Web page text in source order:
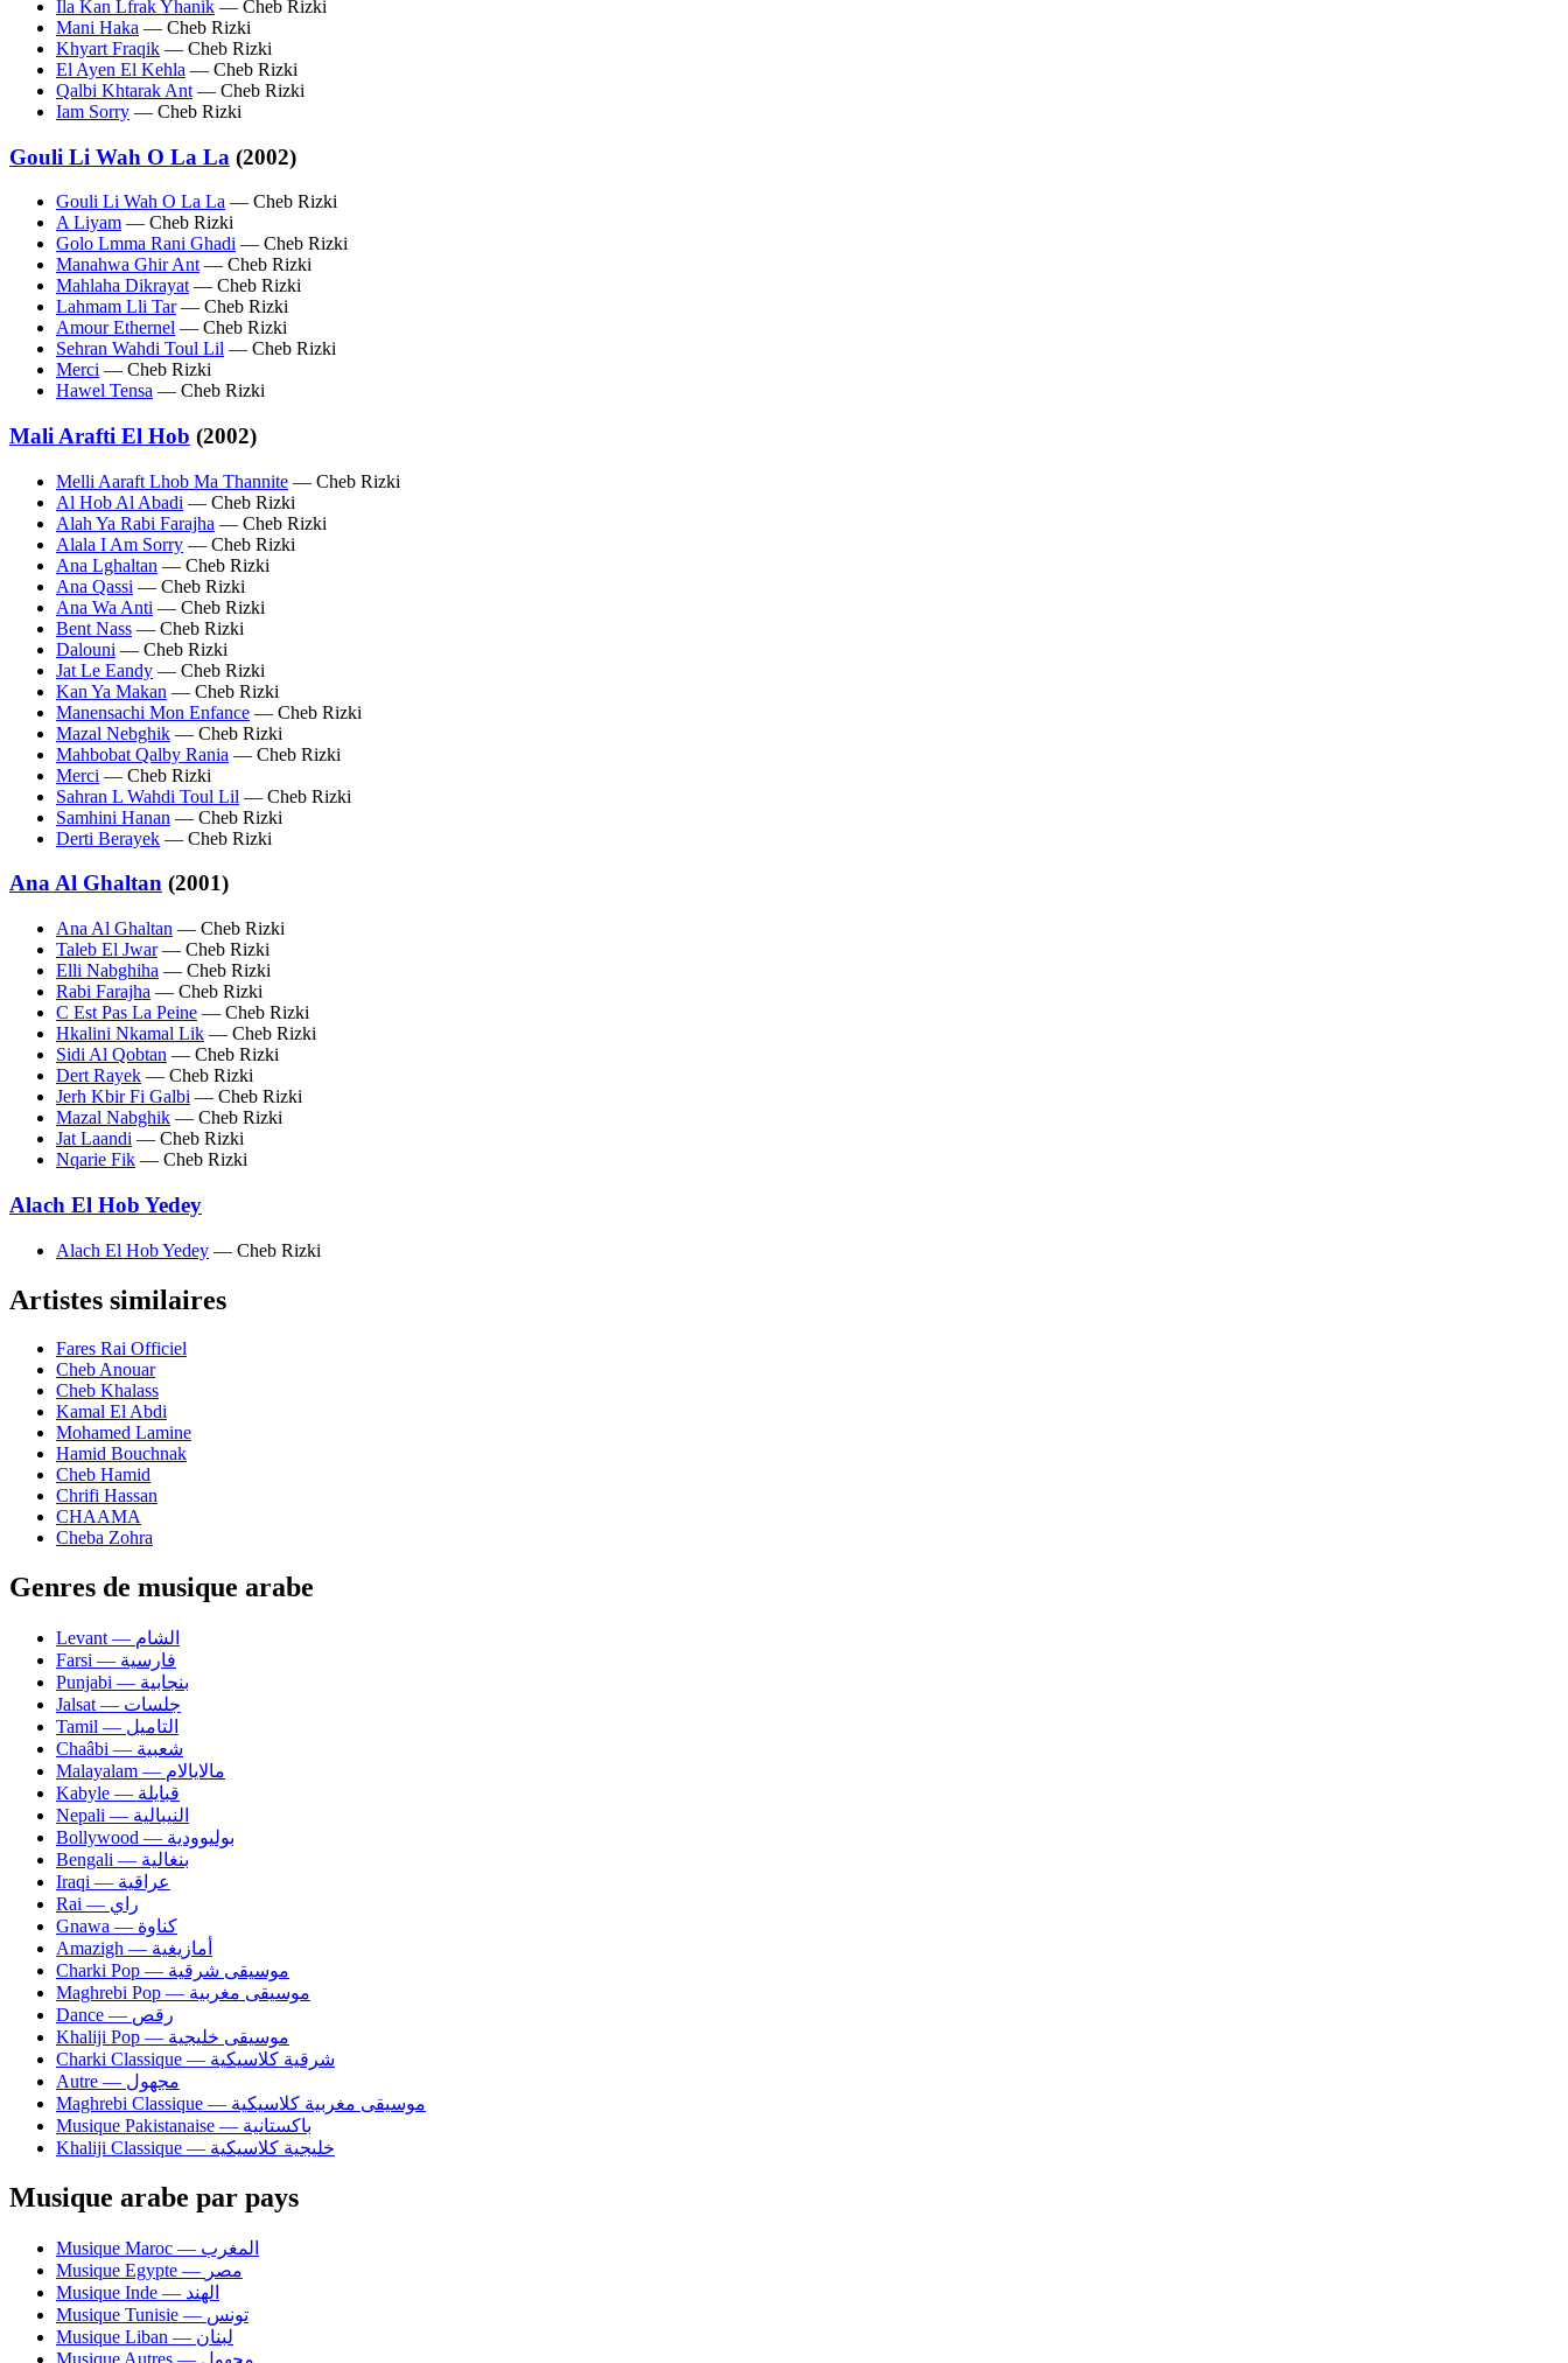
Ila Kan Lfrak Yhanik — Cheb Rizki
Mani Haka — Cheb Rizki
Khyart Fraqik — Cheb Rizki
El Ayen El Kehla — Cheb Rizki
Qalbi Khtarak Ant — Cheb Rizki
Iam Sorry — Cheb Rizki
Gouli Li Wah O La La (2002)
Gouli Li Wah O La La — Cheb Rizki
A Liyam — Cheb Rizki
Golo Lmma Rani Ghadi — Cheb Rizki
Manahwa Ghir Ant — Cheb Rizki
Mahlaha Dikrayat — Cheb Rizki
Lahmam Lli Tar— Cheb Rizki
Amour Ethernel — Cheb Rizki
Sehran Wahdi Toul Lil — Cheb Rizki
Merci — Cheb Rizki
Hawel Tensa — Cheb Rizki
Mali Arafti El Hob (2002)
Melli Aaraft Lhob Ma Thannite — Cheb Rizki
Al Hob Al Abadi — Cheb Rizki
Alah Ya Rabi Farajha — Cheb Rizki
Alala I Am Sorry — Cheb Rizki
Ana Lghaltan — Cheb Rizki
Ana Qassi — Cheb Rizki
Ana Wa Anti — Cheb Rizki
Bent Nass — Cheb Rizki
Dalouni — Cheb Rizki
Jat Le Eandy — Cheb Rizki
Kan Ya Makan — Cheb Rizki
Manensachi Mon Enfance — Cheb Rizki
Mazal Nebghik — Cheb Rizki
Mahbobat Qalby Rania — Cheb Rizki
Merci — Cheb Rizki
Sahran L Wahdi Toul Lil — Cheb Rizki
Samhini Hanan — Cheb Rizki
Derti Berayek — Cheb Rizki
Ana Al Ghaltan (2001)
Ana Al Ghaltan — Cheb Rizki
Taleb El Jwar— Cheb Rizki
Elli Nabghiha — Cheb Rizki
Rabi Farajha — Cheb Rizki
C Est Pas La Peine — Cheb Rizki
Hkalini Nkamal Lik — Cheb Rizki
Sidi Al Qobtan — Cheb Rizki
Dert Rayek — Cheb Rizki
Jerh Kbir Fi Galbi — Cheb Rizki
Mazal Nabghik — Cheb Rizki
Jat Laandi — Cheb Rizki
Nqarie Fik — Cheb Rizki
Alach El Hob Yedey
Alach El Hob Yedey — Cheb Rizki
Artistes similaires
Fares Rai Officiel
Cheb Anouar
Cheb Khalass
Kamal El Abdi
Mohamed Lamine
Hamid Bouchnak
Cheb Hamid
Chrifi Hassan
CHAAMA
Cheba Zohra
Genres de musique arabe
Levant — الشام
Farsi — فارسية
Punjabi — بنجابية
Jalsat — جلسات
Tamil — التاميل
Chaâbi — شعبية
Malayalam — مالايالام
Kabyle — قبايلة
Nepali — النيبالية
Bollywood — بوليوودية
Bengali — بنغالية
Iraqi — عراقية
Rai — راي
Gnawa — كناوة
Amazigh — أمازيغية
Charki Pop — موسيقى شرقية
Maghrebi Pop — موسيقى مغربية
Dance — رقص
Khaliji Pop — موسيقى خليجية
Charki Classique — شرقية كلاسيكية
Autre — مجهول
Maghrebi Classique — موسيقى مغربية كلاسيكية
Musique Pakistanaise — باكستانية
Khaliji Classique — خليجية كلاسيكية
Musique arabe par pays
Musique Maroc — المغرب
Musique Egypte — مصر
Musique Inde — الهند
Musique Tunisie — تونس
Musique Liban — لبنان
Musique Autres — مجهول